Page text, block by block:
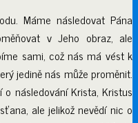
Máme následovat Pána
v Jeho obraz, ale
sami, což nás má vést k
jedině nás může proměnit.
následování Krista, Kristus
ale jelikož nevědí nic o